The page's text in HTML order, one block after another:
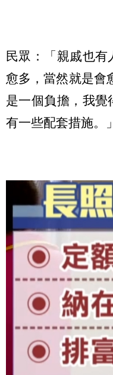
民眾：「親戚也
愈多，當然就是會
是一個負擔，我覺
有一些配套措施。」